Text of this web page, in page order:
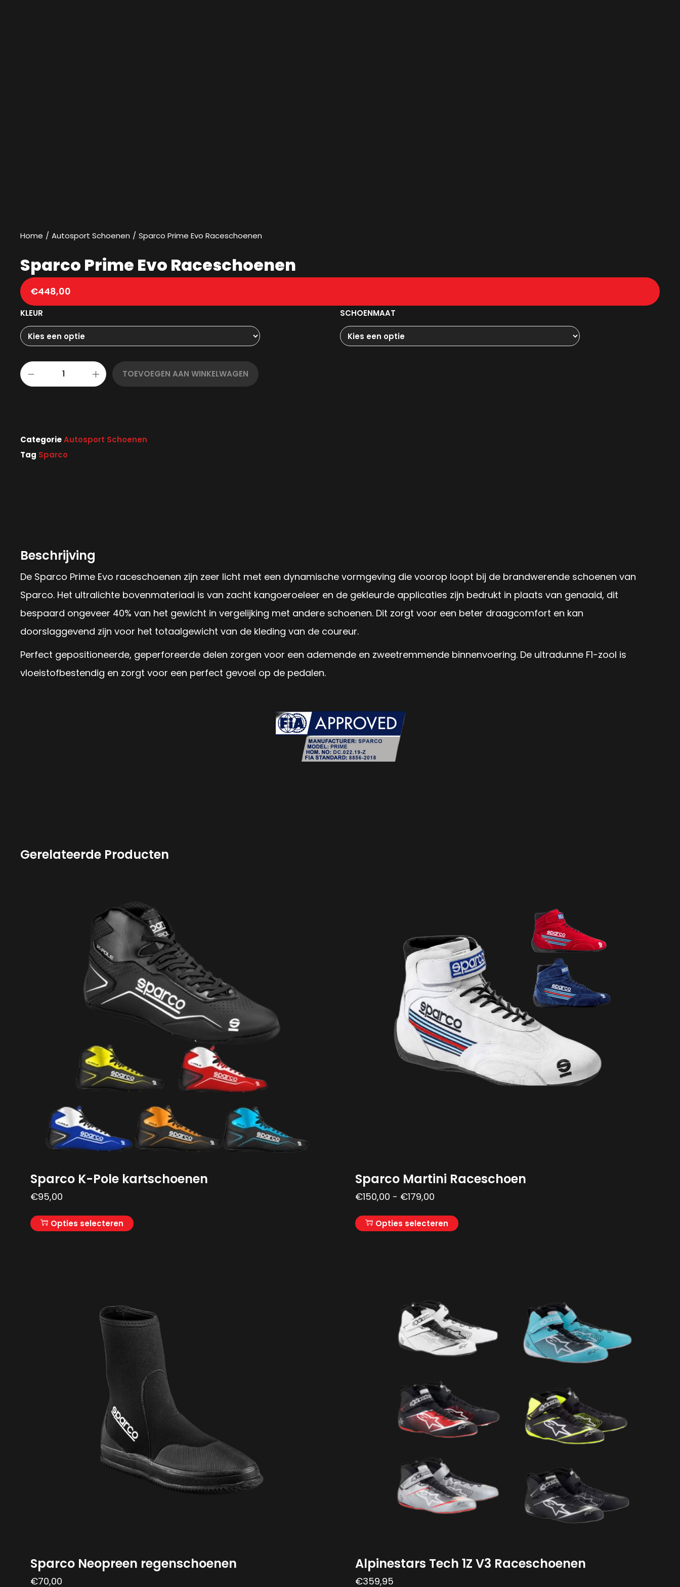
Home / Autosport Schoenen / Sparco Prime Evo Raceschoenen
Sparco Prime Evo Raceschoenen
€448,00
KLEUR SCHOENMAAT
TOEVOEGEN AAN WINKELWAGEN
CategorieAutosport Schoenen
Tag Sparco
Beschrijving
De Sparco Prime Evo raceschoenen zijn zeer licht met een dynamische vormgeving die voorop loopt bij de brandwerende schoenen van
Sparco. Het ultralichte bovenmateriaal is van zacht kangoeroeleer en de gekleurde applicaties zijn bedrukt in plaats van genaaid, dit
bespaard ongeveer 40% van het gewicht in vergelijking met andere schoenen. Dit zorgt voor een beter draagcomfort en kan
doorslaggevend zijn voor het totaalgewicht van de kleding van de coureur.
Perfect gepositioneerde, geperforeerde delen zorgen voor een ademende en zweetremmende binnenvoering. De ultradunne F1-zool is
vloeistofbestendig en zorgt voor een perfect gevoel op de pedalen.
Gerelateerde Producten
Sparco K-Pole kartschoenen
€95,00
Opties selecteren
Sparco Martini Raceschoen
€150,00 - €179,00
Opties selecteren
Sparco Neopreen regenschoenen
€70,00
Alpinestars Tech 1Z V3 Raceschoenen
€359,95